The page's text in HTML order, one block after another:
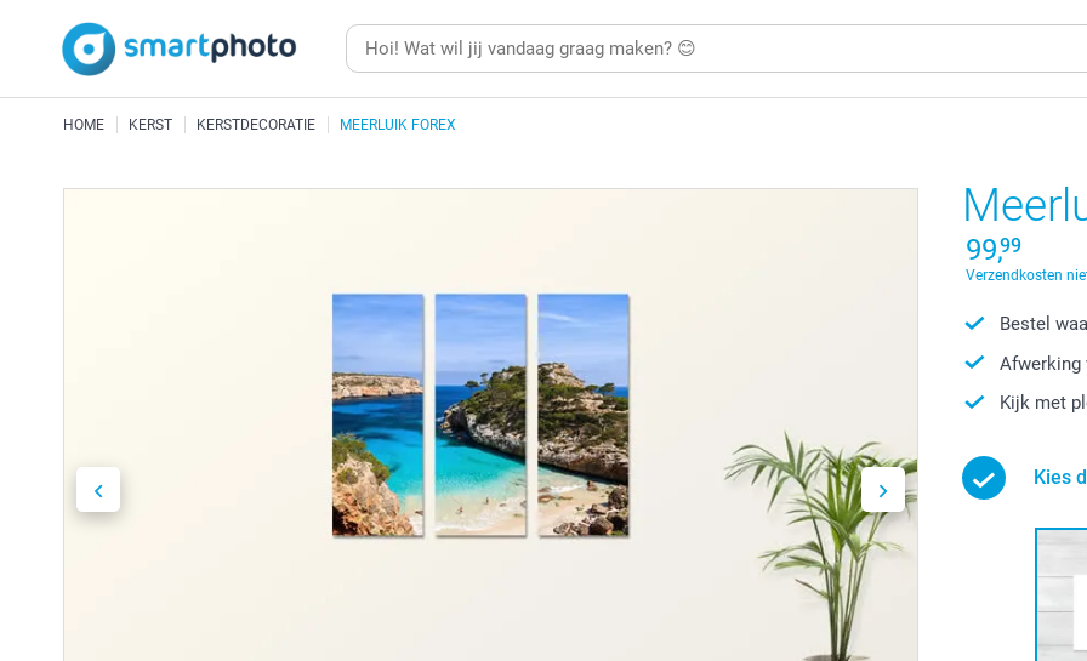
HOME KERST KERSTDECORATIE MEERLUIK FOREX
99,99
Verzendkosten
Bestel
Afwerking
Kijk met
Kies